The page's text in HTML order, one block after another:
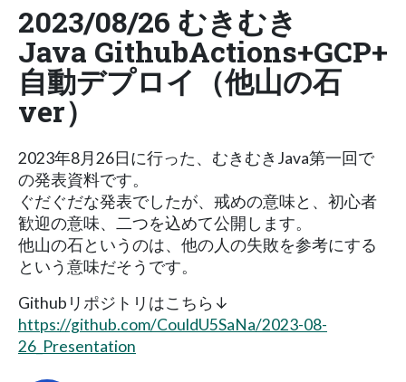
2023/08/26 むきむき
Java GithubActions+GCP+
自動デプロイ（他山の石
ver）
2023年8月26日に行った、むきむきJava第一回で
の発表資料です。
ぐだぐだな発表でしたが、戒めの意味と、初心者
歓迎の意味、二つを込めて公開します。
他山の石というのは、他の人の失敗を参考にする
という意味だそうです。
Githubリポジトリはこちら↓
https://github.com/CouldU5SaNa/2023-08-
26_Presentation